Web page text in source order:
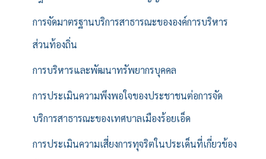
การจัดมาตรฐานบริการสาธารณะขององค์การบริหาร
ส่วนท้องถิ่น
การบริหารและพัฒนาทรัพยากรบุคคล
การประเมินความพึงพอใจของประชาชนต่อการจัด
บริการสาธารณะของเทศบาลเมืองร้อยเอ็ด
การประเมินความเสี่ยงการทุจริตในประเด็นที่เกี่ยวข้อง